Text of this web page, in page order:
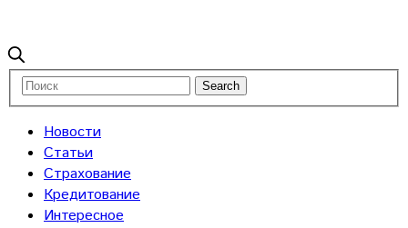
Новости
Статьи
Страхование
Кредитование
Интересное